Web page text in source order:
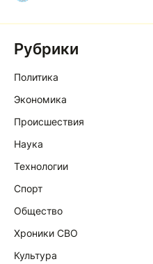
Рубрики
Политика
Экономика
Происшествия
Наука
Технологии
Спорт
Общество
Хроники СВО
Культура